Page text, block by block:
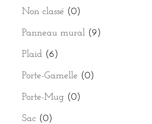
Non classé (0)
Panneau mural (9)
Plaid (6)
Porte-Gamelle (0)
Porte-Mug (0)
Sac (0)